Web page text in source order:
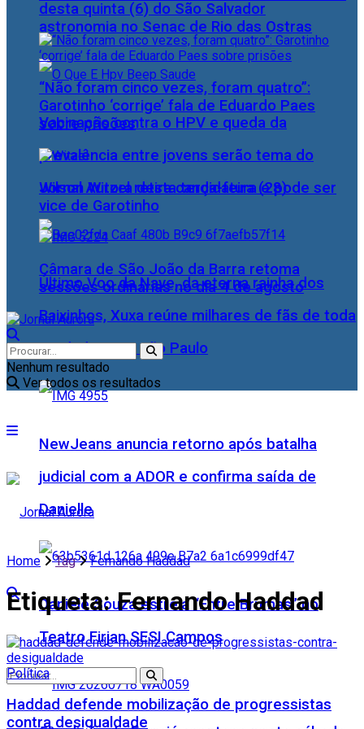
astronomia no Senac de Rio das Ostras
Vacinação contra o HPV e queda da
prevalência entre jovens serão tema do
Jornal Aurora desta terça-feira (28)
Último Voo da Nave, da eterna rainha dos
Baixinhos, Xuxa reúne milhares de fãs de toda
as idades, em São Paulo
NewJeans anuncia retorno após batalha
judicial com a ADOR e confirma saída de
Danielle
Daniele Souza estreia “Entre Brumas” no
Teatro Firjan SESI Campos
desta quinta (6) do São Salvador
“Não foram cinco vezes, foram quatro”:
Garotinho ‘corrige’ fala de Eduardo Paes
sobre prisões
Wilson Witzel retira candidatura e pode ser
vice de Garotinho
Câmara de São João da Barra retoma
sessões ordinárias no dia 4 de agosto
Nenhum resultado
Ver todos os resultados
Home Tag Fernando Haddad
Etiqueta:Fernando Haddad
Política
Haddad defende mobilização de progressistas
contra desigualdade